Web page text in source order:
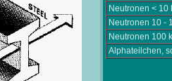
Neutronen < 10
Neutronen 10 -
Neutronen 100
Alphateilchen,